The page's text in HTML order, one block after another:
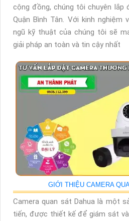
cộng đồng, chúng tôi chuyên lắp
Quận Bình Tân. Với kinh nghiệm
ngũ kỹ thuật của chúng tôi sẽ
giải pháp an toàn và tin cậy nhất
GIỚI THIỆU CAMERA
Camera quan sát Dahua là một
tiến, được thiết kế để giám sát